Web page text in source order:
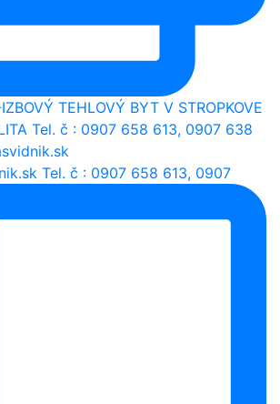
Tel. č : 0907 658 613, 0907